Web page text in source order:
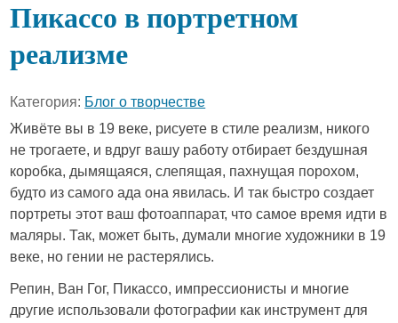
Пикассо в портретном
реализме
Категория: Блог о творчестве
Живёте вы в 19 веке, рисуете в стиле реализм, никого
не трогаете, и вдруг вашу работу отбирает бездушная
коробка, дымящаяся, слепящая, пахнущая порохом,
будто из самого ада она явилась. И так быстро создает
портреты этот ваш фотоаппарат, что самое время идти в
маляры. Так, может быть, думали многие художники в 19
веке, но гении не растерялись.
Репин, Ван Гог, Пикассо, импрессионисты и многие
другие использовали фотографии как инструмент для